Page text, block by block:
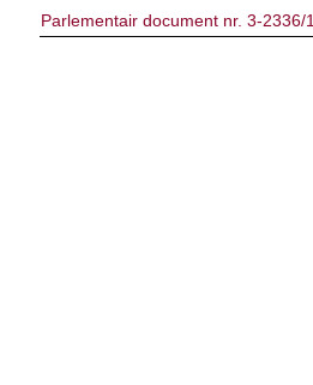
Parlementair document nr. 3-2336/1